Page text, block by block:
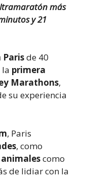
más
y 21
Parisde 40
la primera
Marathons,
su experiencia
, Paris
, como
como
de lidiar con la